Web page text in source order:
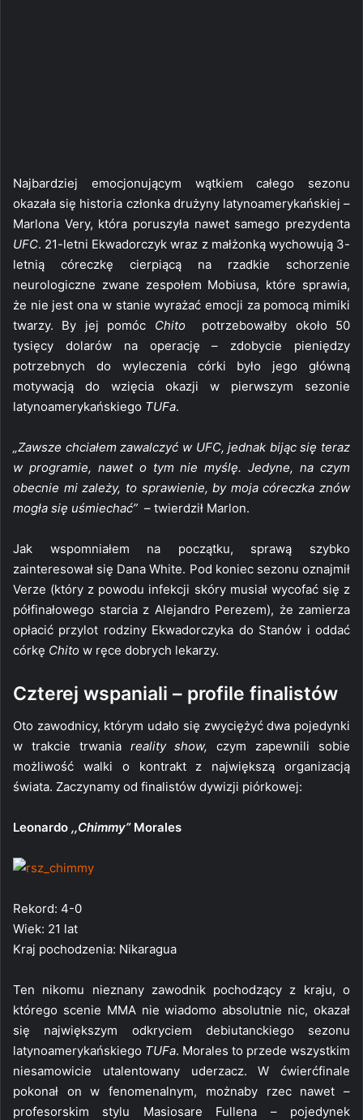
Najbardziej emocjonującym wątkiem całego sezonu
okazała się historia członka drużyny latynoamerykańskiej –
Marlona Very, która poruszyła nawet samego prezydenta
UFC. 21-letni Ekwadorczyk wraz z małżonką wychowują 3-
letnią córeczkę cierpiącą na rzadkie schorzenie
neurologiczne zwane zespołem Mobiusa, które sprawia,
że nie jest ona w stanie wyrażać emocji za pomocą mimiki
twarzy. By jej pomóc Chito
potrzebowałby około 50
tysięcy dolarów na operację – zdobycie pieniędzy
potrzebnych do wyleczenia córki było jego główną
motywacją do wzięcia okazji w pierwszym sezonie
latynoamerykańskiego TUFa.
„Zawsze chciałem zawalczyć w UFC, jednak bijąc się teraz
w programie, nawet o tym nie myślę. Jedyne, na czym
obecnie mi zależy, to sprawienie, by moja córeczka znów
mogła się uśmiechać” – twierdził Marlon.
Jak wspomniałem na początku, sprawą szybko
zainteresował się Dana White. Pod koniec sezonu oznajmił
Verze (który z powodu infekcji skóry musiał wycofać się z
półfinałowego starcia z Alejandro Perezem), że zamierza
opłacić przylot rodziny Ekwadorczyka do Stanów i oddać
córkę Chito w ręce dobrych lekarzy.
Czterej wspaniali – profile finalistów
Oto zawodnicy, którym udało się zwyciężyć dwa pojedynki
w trakcie trwania reality show, czym zapewnili sobie
możliwość walki o kontrakt z największą organizacją
świata. Zaczynamy od finalistów dywizji piórkowej:
Leonardo ,,Chimmy”Morales
Rekord: 4-0
Wiek: 21 lat
Kraj pochodzenia: Nikaragua
Ten nikomu nieznany zawodnik pochodzący z kraju, o
którego scenie MMA nie wiadomo absolutnie nic, okazał
się największym odkryciem debiutanckiego sezonu
latynoamerykańskiego TUFa. Morales to przede wszystkim
niesamowicie utalentowany uderzacz. W ćwierćfinale
pokonał on w fenomenalnym, możnaby rzec nawet –
profesorskim stylu Masiosare Fullena – pojedynek